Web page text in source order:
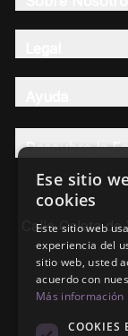
Descubre la
Calle Caleta
Ese sitio
cookies
Este sitio web
experiencia del
sitio web, usted
acuerdo con
Más información
COOKIES